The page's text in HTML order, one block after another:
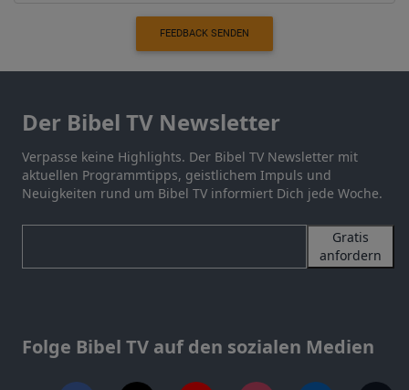
FEEDBACK SENDEN
Der Bibel TV Newsletter
Verpasse keine Highlights. Der Bibel TV Newsletter mit
aktuellen Programmtipps, geistlichem Impuls und
Neuigkeiten rund um Bibel TV informiert Dich jede Woche.
Gratis
anfordern
Folge Bibel TV auf den sozialen Medien